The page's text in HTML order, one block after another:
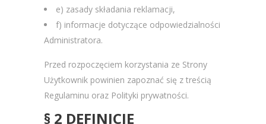
e) zasady składania reklamacji,
f) informacje dotyczące odpowiedzialności
Administratora.
Przed rozpoczęciem korzystania ze Strony
Użytkownik powinien zapoznać się z treścią
Regulaminu oraz Polityki prywatności.
§ 2 DEFINICJE